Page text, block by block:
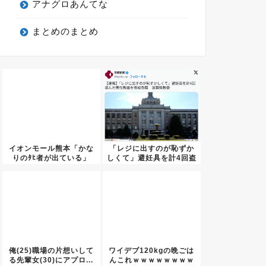
アナグロあんてな
まとめのまとめ
イオンモール熊本「かな
りのﾀﾋ者が出ている」
「レジに出すのが恥ずか
しくて」避妊具を計4回盗
俺(25)職場の片想いして
る先輩女(30)にアプロ...
ワイデブ120kgの晩ごは
んこれｗｗｗｗｗｗｗｗ